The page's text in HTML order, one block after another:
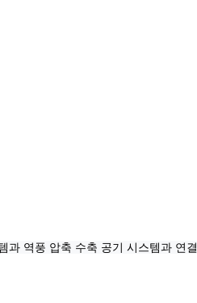
과 역풍 압축 수축 공기 시스템과 연결